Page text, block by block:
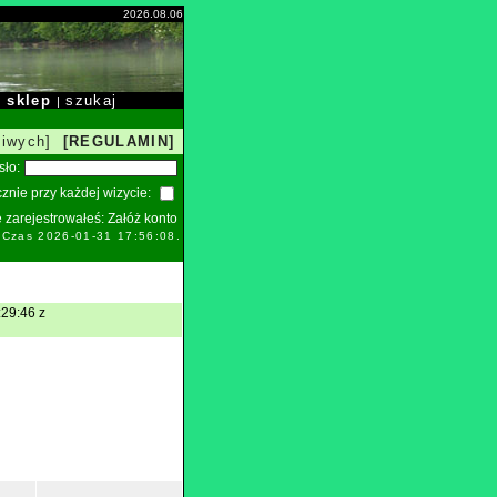
2026.08.06
sklep |szukaj
[REGULAMIN]
przy każdej wizycie:
Załóż konto
2026-01-31 17:56:08.
z